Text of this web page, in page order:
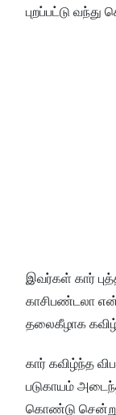
புறப்பட்டு
இவர்கள் கார்
காசிபண்டலா
தலைகீழாக
கார் கவிழ்ந்த
படுகாயம்
கொண்டு சென்று